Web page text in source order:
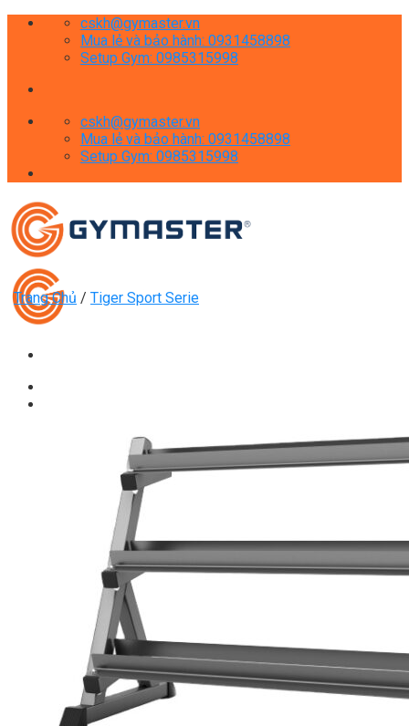
Skip
cskh@gymaster.vn
Mua lẻ và bảo hành: 0931458898
Setup Gym: 0985315998
cskh@gymaster.vn
Mua lẻ và bảo hành: 0931458898
Setup Gym: 0985315998
Máy Chạy Bộ
Xe Đạp Tập Thể Dục
Máy Tập Thể Dục ( Cardio )
Máy Chạy Bộ
Xe Đạp Tập Thể Dục
Xe đạp ngồi có tựa lưng
Máy Trượt Tuyết
Máy Chèo Thuyền
Máy Leo Cầu Thang
Máy Rung Bụng
Máy tập phục hồi chức năng
Thiết Bị Phòng Gym chuyên dụng
Máy Khối Tập Với Cáp
Máy khối đa năng
Robot
Ghế Tập Đa Năng
Khung Tập Tạ Rời
Trang Chủ / Tiger Sport Serie